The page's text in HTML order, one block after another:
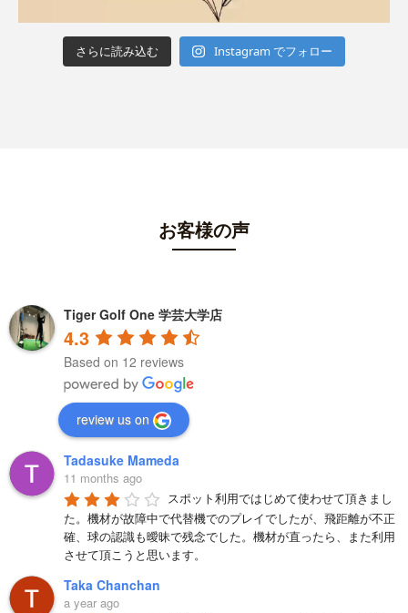
さらに読み込む Instagram でフォロー
お客様の声
Tiger Golf One 学芸大学店
4.3
Based on 12 reviews
review us on
Tadasuke Mameda
11 months ago
スポット利用ではじめて使わせて頂きまし
た。機材が故障中で代替機でのプレイでしたが、飛距離が不正
確、球の認識も曖昧で残念でした。機材が直ったら、また利用
させて頂こうと思います。
Taka Chanchan
a year ago